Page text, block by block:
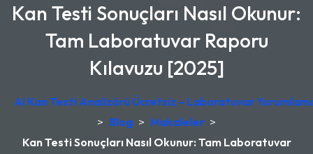
Kan Testi Sonuçları Nasıl Okunur:
Tam Laboratuvar Raporu
Kılavuzu [2025]
AI Kan Testi Analizörü Ücretsiz – Laboratuvar
> Blog > Makaleler >
Kan Testi Sonuçları Nasıl Okunur: Tam Laboratuvar